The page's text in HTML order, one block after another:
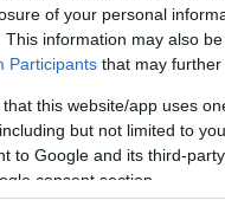
of your personal
This information may also
Participants that may further
that this website/app uses
but not limited to
to Google and its third-
consent section.
akkor érdemes
és a
nincs nagyon
elültethetjük, a